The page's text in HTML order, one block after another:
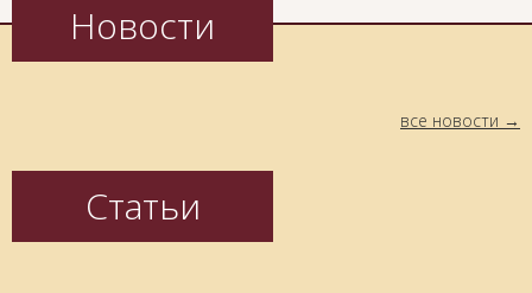
Новости
все новости
Статьи